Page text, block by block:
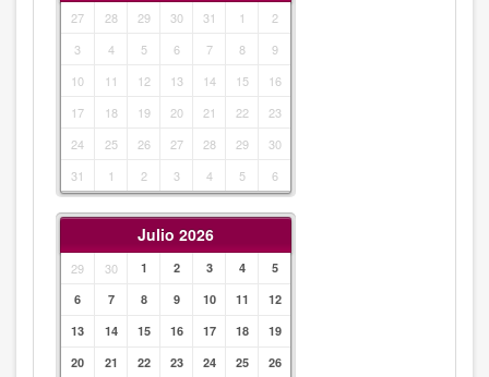
27 28 29 30 31 1
2
3
4 5 6 7 8
9
10
11 12 13 14 15
16
17
18 19 20 21 22
23
24
25 26 27 28 29
30
31
1 2 3 4 5 6
Julio 2026
29 30 1 2 3 4
5
6
7 8 9 10 11
12
13
14 15 16 17 18
19
20
21 22 23 24 25
26